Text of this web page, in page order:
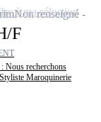
F
Nous recherchons
Maroquinerie
Non renseigné
à ma sélection